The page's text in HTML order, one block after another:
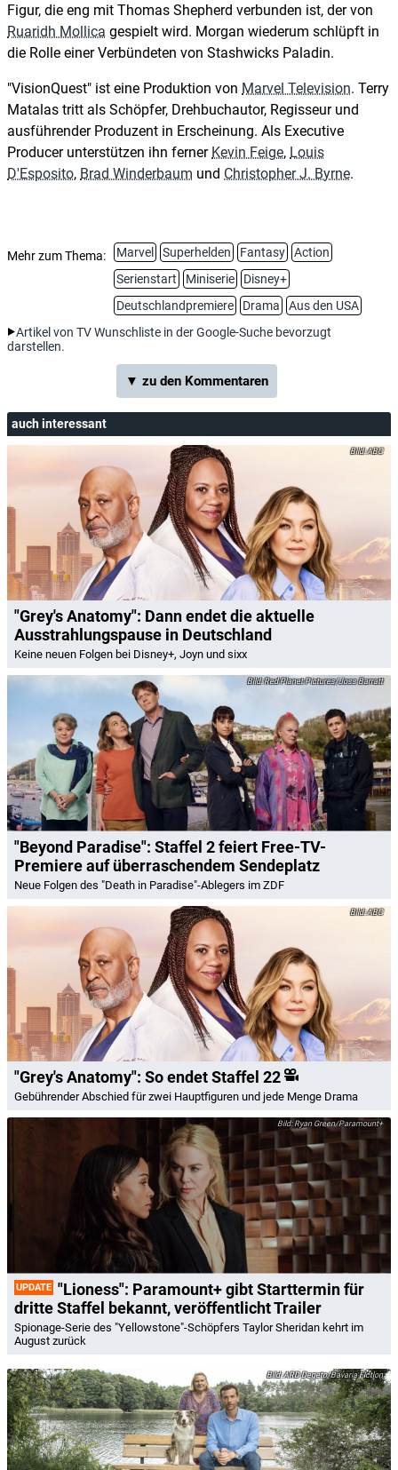
Figur, die eng mit Thomas Shepherd verbunden ist, der von
Ruaridh Mollica gespielt wird. Morgan wiederum schlüpft in
die Rolle einer Verbündeten von Stashwicks Paladin.
"VisionQuest" ist eine Produktion von Marvel Television. Terry
Matalas tritt als Schöpfer, Drehbuchautor, Regisseur und
ausführender Produzent in Erscheinung. Als Executive
Producer unterstützen ihn ferner Kevin Feige, Louis
D'Esposito, Brad Winderbaum und Christopher J. Byrne.
Mehr zum Thema: Marvel Superhelden Fantasy
Action
Serienstart
Miniserie
Disney+
Deutschlandpremiere
Drama
Aus den USA
Artikel von TV Wunschliste in der Google-Suche bevorzugt
darstellen.
▼ zu den Kommentaren
auch interessant
ABC
"Grey's Anatomy": Dann endet die aktuelle
Ausstrahlungspause in Deutschland
Keine neuen Folgen bei Disney+, Joyn und sixx
Red Planet Pictures/Joss Barratt
"Beyond Paradise": Staffel 2 feiert Free-TV-
Premiere auf überraschendem Sendeplatz
Neue Folgen des "Death in Paradise"-Ablegers im ZDF
ABC
"Grey's Anatomy": So endet Staffel 22
Gebührender Abschied für zwei Hauptfiguren und jede Menge Drama
Ryan Green/Paramount+
UPDATE "Lioness": Paramount+ gibt Starttermin für
dritte Staffel bekannt, veröffentlicht Trailer
Spionage-Serie des "Yellowstone"-Schöpfers Taylor Sheridan kehrt im
August zurück
ARD Degeto/Bavaria Fiction